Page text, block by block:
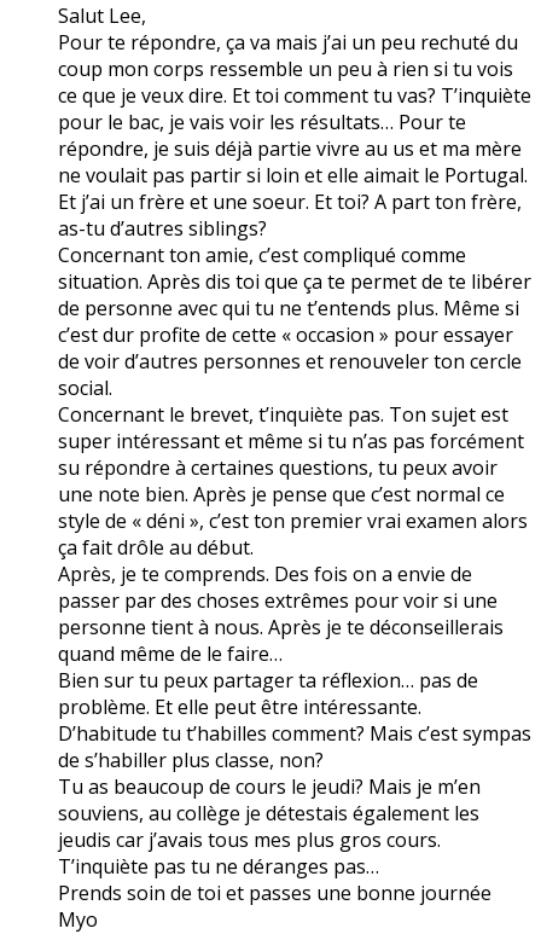
Salut Lee,
Pour te répondre, ça va mais j’ai un peu rechuté du
coup mon corps ressemble un peu à rien si tu vois
ce que je veux dire. Et toi comment tu vas? T’inquiète
pour le bac, je vais voir les résultats… Pour te
répondre, je suis déjà partie vivre au us et ma mère
ne voulait pas partir si loin et elle aimait le Portugal.
Et j’ai un frère et une soeur. Et toi? A part ton frère,
as-tu d’autres siblings?
Concernant ton amie, c’est compliqué comme
situation. Après dis toi que ça te permet de te libérer
de personne avec qui tu ne t’entends plus. Même si
c’est dur profite de cette « occasion » pour essayer
de voir d’autres personnes et renouveler ton cercle
social.
Concernant le brevet, t’inquiète pas. Ton sujet est
super intéressant et même si tu n’as pas forcément
su répondre à certaines questions, tu peux avoir
une note bien. Après je pense que c’est normal ce
style de « déni », c’est ton premier vrai examen alors
ça fait drôle au début.
Après, je te comprends. Des fois on a envie de
passer par des choses extrêmes pour voir si une
personne tient à nous. Après je te déconseillerais
quand même de le faire…
Bien sur tu peux partager ta réflexion… pas de
problème. Et elle peut être intéressante.
D’habitude tu t’habilles comment? Mais c’est sympas
de s’habiller plus classe, non?
Tu as beaucoup de cours le jeudi? Mais je m’en
souviens, au collège je détestais également les
jeudis car j’avais tous mes plus gros cours.
T’inquiète pas tu ne déranges pas…
Prends soin de toi et passes une bonne journée
Myo